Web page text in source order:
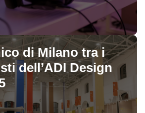
di Milano tra i
dell’ADI Design